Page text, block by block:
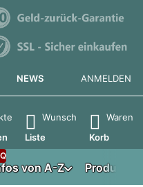
NEWS ANMELDEN
um alle Ergebnisse
Wunsch
Liste
Waren
Korb
von A-Z